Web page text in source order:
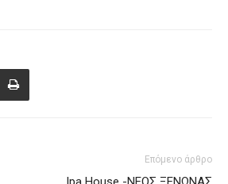
Επόμενο άρθρο